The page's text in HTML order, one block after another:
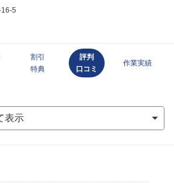
5
割引
特典
評判
口コミ
作業実績